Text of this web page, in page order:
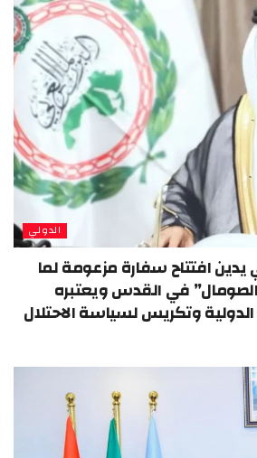
الدولي
يدين افتتاح سفارة مزعومة لما
في القدس ويعتبره
وتكريس لسياسة الاحتلال